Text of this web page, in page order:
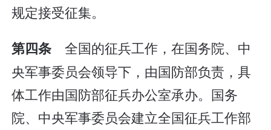
规定接受征集。
第四条 全国的征兵工作，在国务院、中
央军事委员会领导下，由国防部负责，具
体工作由国防部征兵办公室承办。国务
院、中央军事委员会建立全国征兵工作部